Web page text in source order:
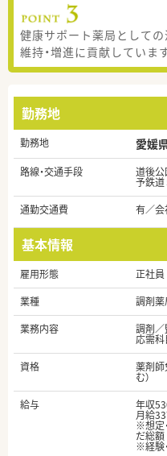
健康サポート薬局として
維持・増進に貢献しています
勤務地
勤務地 愛媛
路線・交通手段 道後
予鉄
通勤交通費
有／
基本情報
雇用形態
正社員
業種
調剤薬
業務内容
調剤／
応需科
資格
薬剤師
む）
給与
年収
月給
※想定
だ総額
※経験